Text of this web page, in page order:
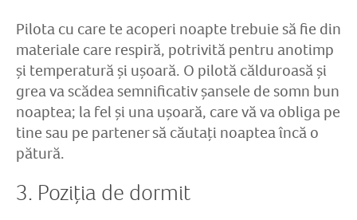
Pilota cu care te acoperi noapte trebuie să fie din
materiale care respiră, potrivită pentru anotimp
și temperatură și ușoară. O pilotă călduroasă și
grea va scădea semnificativ șansele de somn bun
noaptea; la fel și una ușoară, care vă va obliga pe
tine sau pe partener să căutați noaptea încă o
pătură.
3. Poziția de dormit